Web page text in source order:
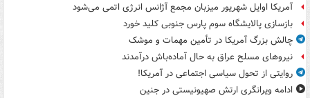
آمریکا اوایل شهریور میزبان مجمع آژانس انرژی اتمی می‌شود
بازسازی پالایشگاه سوم پارس جنوبی کلید خورد
چالش بزرگ آمریکا در تأمین مهمات و موشک
نیروهای مسلح عراق به حال آماده‌باش درآمدند
روایتی از تحول سیاسی اجتماعی در آمریکا!
ادامه ویرانگری ارتش صهیونیستی در جنین